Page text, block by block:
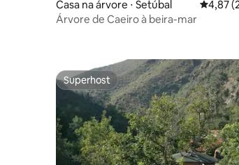
Casa na árvore ⋅ Setúbal 4,87 de
4,87
Árvore de Caeiro à beira-mar
Superhost
Superhost